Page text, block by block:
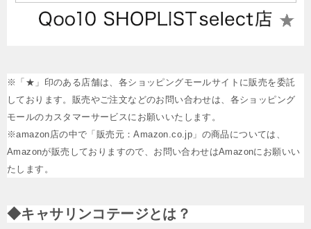
※「★」印のある店舗は、各ショッピングモールサイトに販売を委託
しております。販売やご注文などのお問い合わせは、各ショッピング
モールのカスタマーサービスにお願いいたします。
※amazon店の中で「販売元：Amazon.co.jp」の商品については、
Amazonが販売しておりますので、お問い合わせはAmazonにお願いい
たします。
◆キャサリンコテージとは？